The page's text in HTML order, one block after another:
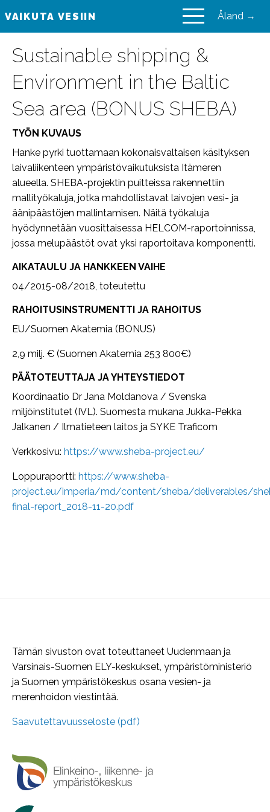
VAIKUTA VESIIN VAIKUTA VESIIN Åland →
Sustainable shipping &
Environment in the Baltic
Sea area (BONUS SHEBA)
TYÖN KUVAUS
Hanke pyrki tuottamaan kokonaisvaltaisen käsityksen
laivaliikenteen ympäristövaikutuksista Itämeren
alueella. SHEBA-projektin puitteissa rakennettiin
mallityökaluja, jotka mahdollistavat laivojen vesi- ja
äänipäästöjen mallintamisen. Näitä työkaluja
hyödynnetään vuosittaisessa HELCOM-raportoinnissa,
jossa melupäästöt ovat yksi raportoitava komponentti.
AIKATAULU JA HANKKEEN VAIHE
04/2015-08/2018, toteutettu
RAHOITUSINSTRUMENTTI JA RAHOITUS
EU/Suomen Akatemia (BONUS)
2,9 milj. € (Suomen Akatemia 253 800€)
PÄÄTOTEUTTAJA JA YHTEYSTIEDOT
Koordinaatio Dr Jana Moldanova / Svenska
miljöinstitutet (IVL). Suomesta mukana Jukka-Pekka
Jalkanen / Ilmatieteen laitos ja SYKE Traficom
Verkkosivu: https://www.sheba-project.eu/
Loppuraportti: https://www.sheba-
project.eu/imperia/md/content/sheba/deliverables/
final-report_2018-11-20.pdf
Tämän sivuston ovat toteuttaneet Uudenmaan ja
Varsinais-Suomen ELY-keskukset, ympäristöministeriö
ja Suomen ympäristökeskus osana vesien- ja
merenhoidon viestintää.
Saavutettavuusseloste (pdf)